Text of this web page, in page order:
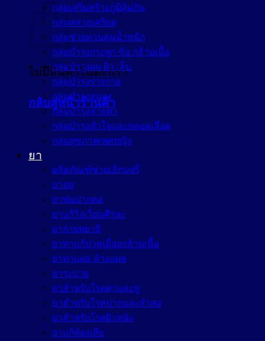
ไม่มีสินค้าในตะกร้า
กลับสู่หน้าร้านค้า
กลุ่มเสริมสร้างภูมิคุ้มกัน
กลุ่มคลายเครียด
กลุ่มช่วยควบคุมน้ำหนัก
กลุ่มบำรุงกระดูก ข้อ กล้ามเนื้อ
กลุ่มบำรุงผม ผิว เล็บ
กลุ่มบำรุงร่างกาย
กลุ่มบำรุงสมอง
กลุ่มบำรุงสายตา
กลุ่มบำรุงหัวใจและหลอดเลือด
กลุ่มสุขภาพเพศหญิง
ยา
ผลิตภัณฑ์ช่วยเลิกบุหรี่
ยาอม
ยาพ่นปากคอ
ยาแก้วิงเวียนศีรษะ
ยาถ่ายพยาธิ
ยาทาแก้ปวดเมื่อยกล้ามเนื้อ
ยาทาแผล ล้างแผล
ยาระบาย
ยาสำหรับโรคตาและหู
ยาสำหรับโรคปากและลำคอ
ยาสำหรับโรคผิวหนัง
ยาแก้ท้องเสีย